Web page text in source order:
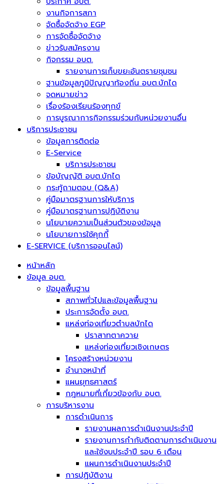
งานกิจการสภา
จัดซื้อจัดจ้าง EGP
การจัดซื้อจัดจ้าง
ข่าวรับสมัครงาน
กิจกรรม อบต.
รายงานการเก็บขยะอันตรายชุมชน
ฐานข้อมูลภูมิปัญญาท้องถิ่น อบต.บักได
จดหมายข่าว
เรื่องร้องเรียนร้องทุกข์
การบูรณาการกิจกรรมร่วมกับหน่วยงานอื่น
บริการประชาชน
ข้อมูลการติดต่อ
E-Service
บริการประชาชน
ข้อบัญญัติ อบต.บักได
กระทู้ถามตอบ (Q&A)
คู่มือมาตรฐานการให้บริการ
คู่มือมาตรฐานการปฏิบัติงาน
นโยบายความเป็นส่วนตัวของข้อมูล
นโยบายการใช้คุกกี้
E-SERVICE (บริการออนไลน์)
หน้าหลัก
ข้อมูล อบต.
ข้อมูลพื้นฐาน
สภาพทั่วไปและข้อมูลพื้นฐาน
ประการจัดตั้ง อบต.
แหล่งท่องเที่ยวตำบลบักได
ปราสาทตาควาย
แหล่งท่องเที่ยวเชิงเกษตร
โครงสร้างหน่วยงาน
อำนาจหน้าที่
แผนยุทธศาสตร์
กฎหมายที่เกี่ยวข้องกับ อบต.
การบริหารงาน
การดำเนินการ
รายงานผลการดำเนินงานประจำปี
รายงานการกำกับติดตามการดำเนินงาน
และใช้งบประจำปี รอบ 6 เดือน
แผนการดำเนินงานประจำปี
การปฏิบัติงาน